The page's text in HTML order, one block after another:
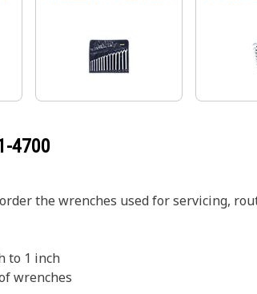
4700
the wrenches used for servicing,
to 1 inch
wrenches